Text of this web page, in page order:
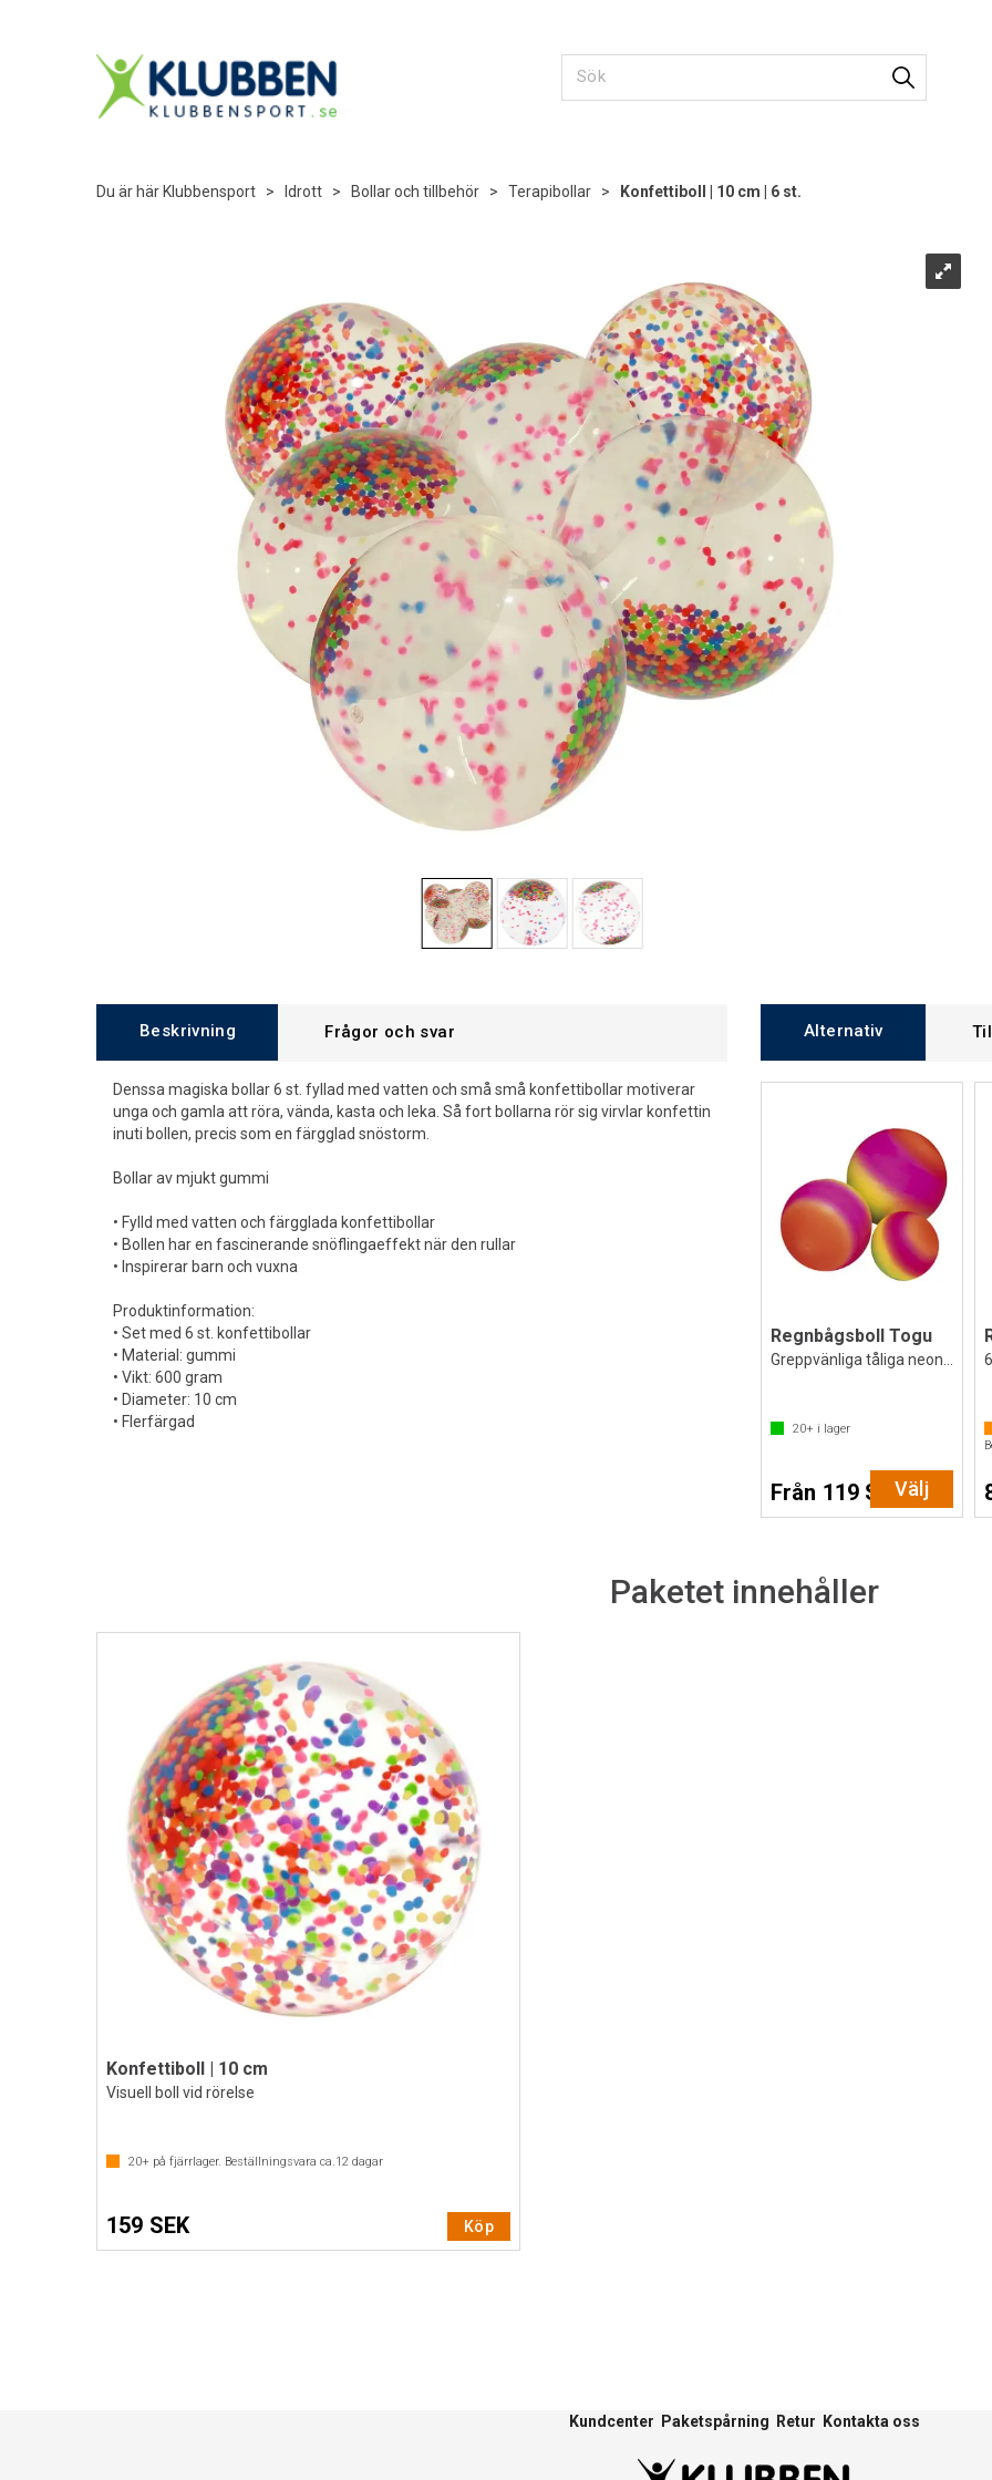
Du är här Klubbensport > Idrott > Bollar och tillbehör > Terapibollar > Konfettiboll | 10 cm | 6 st.
Beskrivning Frågor och svar
Denssa magiska bollar 6 st. fyllad med vatten och små små konfettibollar motiverar
unga och gamla att röra, vända, kasta och leka. Så fort bollarna rör sig virvlar konfettin
inuti bollen, precis som en färgglad snöstorm.
Bollar av mjukt gummi
• Fylld med vatten och färgglada konfettibollar
• Bollen har en fascinerande snöflingaeffekt när den rullar
• Inspirerar barn och vuxna
Produktinformation:
• Set med 6 st. konfettibollar
• Material: gummi
• Vikt: 600 gram
• Diameter: 10 cm
• Flerfärgad
Alternativ
Regnbågsboll Togu
20+ i lager
Från 119 SEKVälj
Paketet innehåller
Konfettiboll | 10 cm
Visuell boll vid rörelse
20+ på fjärrlager. Beställningsvara ca.12 dagar
159 SEK Köp
Kundcenter Paketspårning Retur Kontakta oss